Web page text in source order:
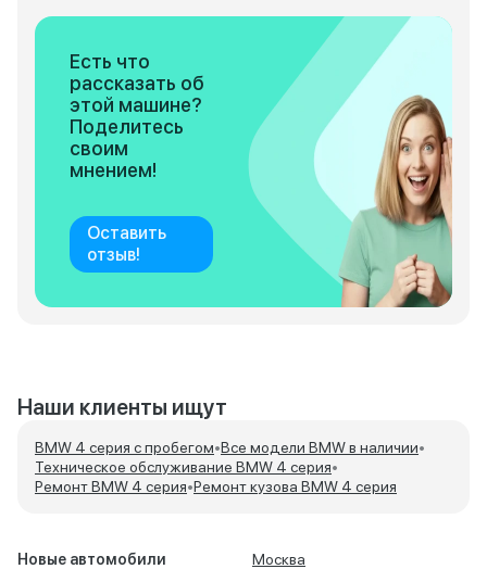
Есть что
рассказать об
этой машине?
Поделитесь
своим
мнением!
Оставить
отзыв!
Наши клиенты ищут
BMW 4 серия с пробегом•Все модели BMW в наличии•
Техническое обслуживание BMW 4 серия•
Ремонт BMW 4 серия•Ремонт кузова BMW 4 серия
Новые автомобили
Москва